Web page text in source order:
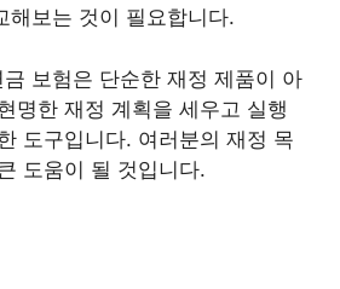
해보는 것이 필요합니다.
보험은 단순한 재정 제품이 아
명한 재정 계획을 세우고 실행
도구입니다. 여러분의 재정 목
도움이 될 것입니다.